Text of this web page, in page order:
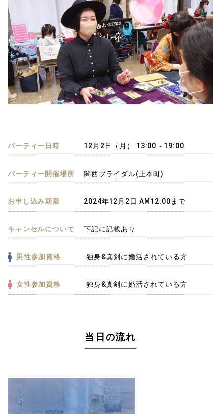
パーティー日時 12月2日（月） 13:00～19:00
パーティー開催場所 関西ブライダル(上本町)
お申し込み期限 2024年12月2日 AM12:00まで
キャンセルについて 下記に記載あり
男性参加資格 独身&真剣に婚活されている方
女性参加資格 独身&真剣に婚活されている方
当日の流れ